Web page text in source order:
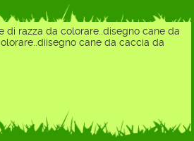
di razza da colorare..disegno cane da
cane da caccia da